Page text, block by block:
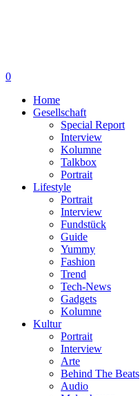
0
Home
Gesellschaft
Special Report
Interview
Kolumne
Talkbox
Portrait
Lifestyle
Portrait
Interview
Fundstück
Guide
Yummy
Fashion
Trend
Tech-News
Gadgets
Kolumne
Kultur
Portrait
Interview
Arte
Behind The Beats
Audio